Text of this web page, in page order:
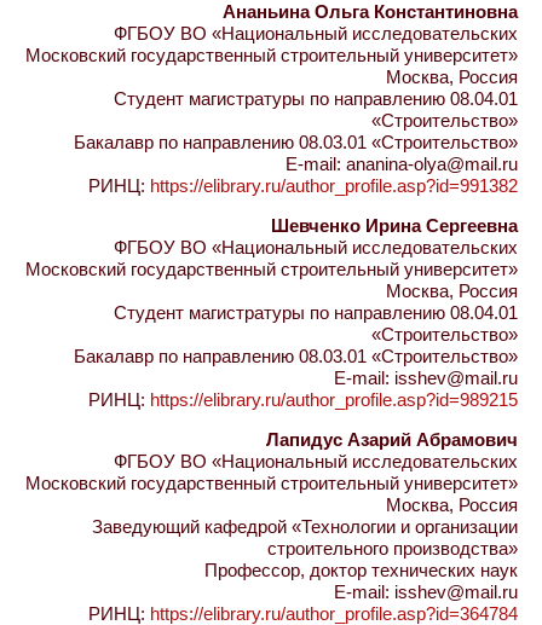
Ананьина Ольга Константиновна
ФГБОУ ВО «Национальный исследовательских
Московский государственный строительный университет»
Москва, Россия
Студент магистратуры по направлению 08.04.01
«Строительство»
Бакалавр по направлению 08.03.01 «Строительство»
E-mail: ananina-olya@mail.ru
РИНЦ: https://elibrary.ru/author_profile.asp?id=991382
Шевченко Ирина Сергеевна
ФГБОУ ВО «Национальный исследовательских
Московский государственный строительный университет»
Москва, Россия
Студент магистратуры по направлению 08.04.01
«Строительство»
Бакалавр по направлению 08.03.01 «Строительство»
E-mail: isshev@mail.ru
РИНЦ: https://elibrary.ru/author_profile.asp?id=989215
Лапидус Азарий Абрамович
ФГБОУ ВО «Национальный исследовательских
Московский государственный строительный университет»
Москва, Россия
Заведующий кафедрой «Технологии и организации
строительного производства»
Профессор, доктор технических наук
E-mail: isshev@mail.ru
РИНЦ: https://elibrary.ru/author_profile.asp?id=364784